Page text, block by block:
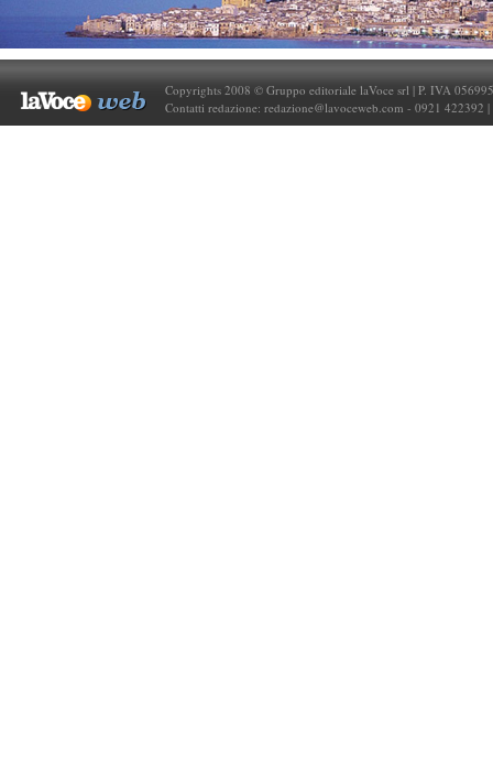
Copyrights 2008 © Gruppo editoriale laVoce srl | P. IVA
Contatti redazione: redazione@lavoceweb.com - 0921 422392 |